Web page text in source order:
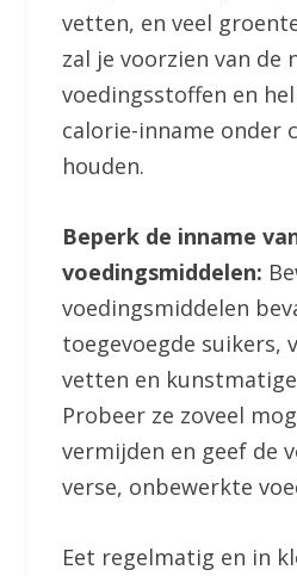
vetten, en veel
zal je voorzien van de
voedingsstoffen en
calorie-inname onder
houden.
Beperk de inname
voedingsmiddelen:
voedingsmiddelen
toegevoegde suikers,
vetten en
Probeer ze zoveel
vermijden en geef de
verse, onbewerkte
Eet regelmatig en in